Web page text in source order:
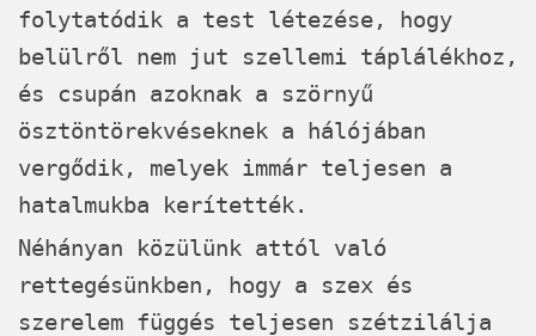
folytatódik a test létezése, hogy
belülről nem jut szellemi táplálékhoz,
és csupán azoknak a szörnyű
ösztöntörekvéseknek a hálójában
vergődik, melyek immár teljesen a
hatalmukba kerítették.
Néhányan közülünk attól való
rettegésünkben, hogy a szex és
szerelem függés teljesen szétzilálja